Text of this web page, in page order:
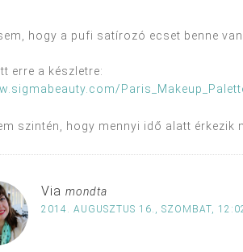
hogy a pufi satírozó ecset benne
erre a készletre:
szintén, hogy mennyi idő alatt érkezik
Via mondta
2014. AUGUSZTUS 16., SZOMBAT,